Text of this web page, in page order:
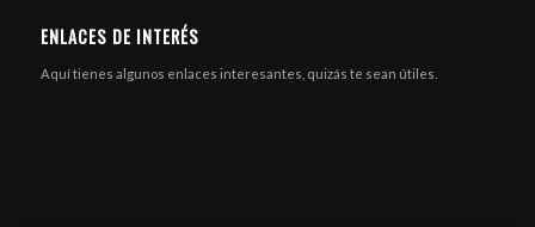
ENLACES DE INTERÉS
Aquí tienes algunos enlaces interesantes, quizás te sean útiles.